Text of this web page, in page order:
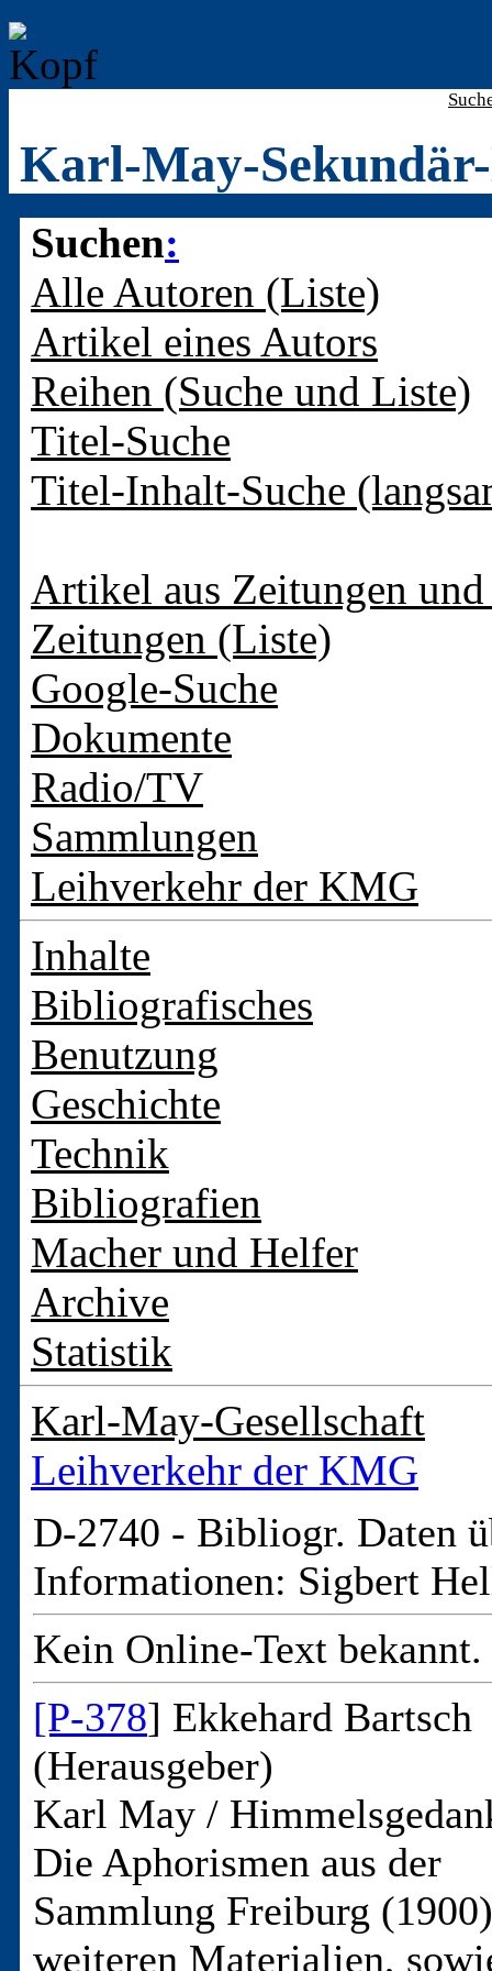
Karl-May-
Suchen:
Alle Autoren (Liste)
Artikel eines Autors
Reihen (Suche und Liste)
Titel-Suche
Titel-Inhalt-Suche
Artikel aus Zeitungen
Zeitungen (Liste)
Google-Suche
Dokumente
Radio/TV
Sammlungen
Leihverkehr der KMG
Inhalte
Bibliografisches
Benutzung
Geschichte
Technik
Bibliografien
Macher und Helfer
Archive
Statistik
Karl-May-Gesellschaft
Leihverkehr der KMG
D-2740 - Bibliogr. Daten
Informationen: Sigbert
Kein Online-Text bekannt.
[P-378] Ekkehard Bartsch
(Herausgeber)
Karl May /
Die Aphorismen aus der
Sammlung Freiburg
weiteren Materialien,